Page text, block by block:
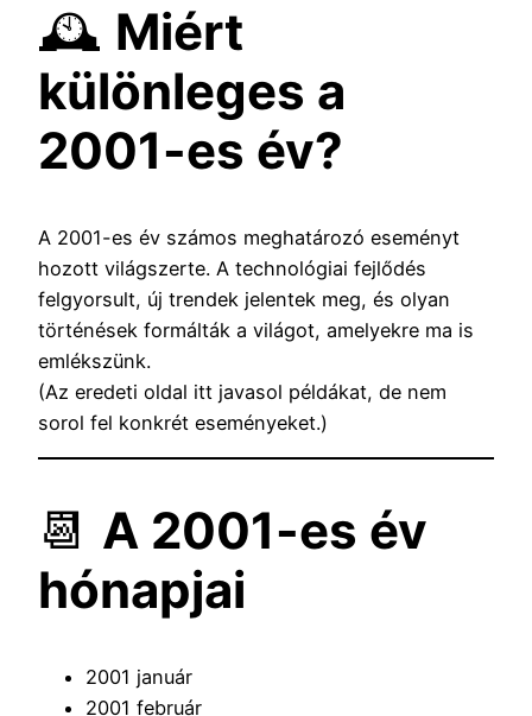
🕰️ Miért
különleges a
2001-es év?
A 2001-es év számos meghatározó eseményt
hozott világszerte. A technológiai fejlődés
felgyorsult, új trendek jelentek meg, és olyan
történések formálták a világot, amelyekre ma is
emlékszünk.
(Az eredeti oldal itt javasol példákat, de nem
sorol fel konkrét eseményeket.)
📆 A 2001-es év
hónapjai
2001 január
2001 február